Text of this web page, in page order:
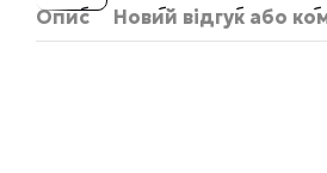
Опис Новий відгук або